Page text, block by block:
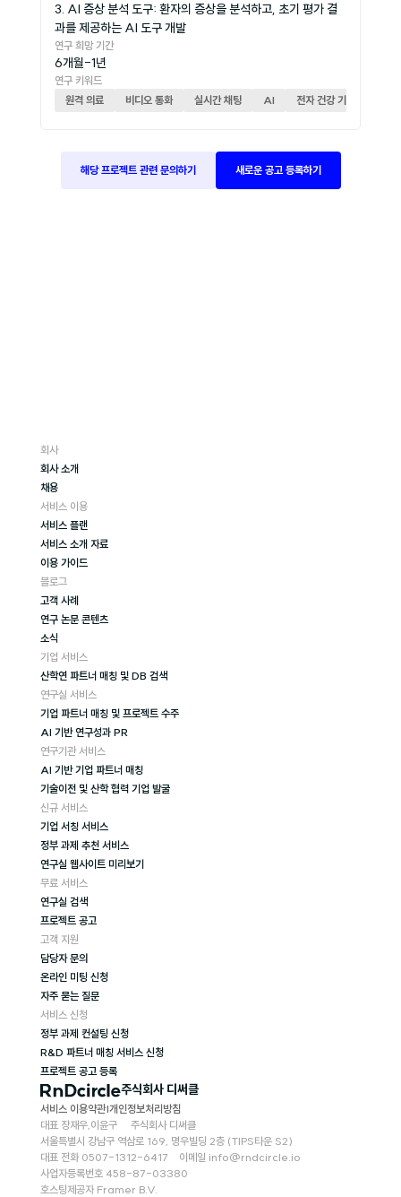
3. AI 증상 분석 도구: 환자의 증상을 분석하고, 초기 평가 결
과를 제공하는 AI 도구 개발
연구 희망 기간
6개월-1년
연구 키워드
원격 의료
비디오 통화 실시간 채팅 AI 전자 건강 기록
해당 프로젝트 관련 문의하기 새로운 공고 등록하기
회사
회사 소개
채용
서비스 이용
서비스 플랜
서비스 소개 자료
이용 가이드
블로그
고객 사례
연구 논문 콘텐츠
소식
기업 서비스
산학연 파트너 매칭 및 DB 검색
연구실 서비스
기업 파트너 매칭 및 프로젝트 수주
AI 기반 연구성과 PR
연구기관 서비스
AI 기반 기업 파트너 매칭
기술이전 및 산학 협력 기업 발굴
신규 서비스
기업 서칭 서비스
정부 과제 추천 서비스
연구실 웹사이트 미리보기
무료 서비스
연구실 검색
프로젝트 공고
고객 지원
담당자 문의
온라인 미팅 신청
자주 묻는 질문
서비스 신청
정부 과제 컨설팅 신청
R&D 파트너 매칭 서비스 신청
프로젝트 공고 등록
주식회사 디써클
서비스 이용약관|개인정보처리방침
대표 장재우,이윤구     주식회사 디써클
서울특별시 강남구 역삼로 169, 명우빌딩 2층 (TIPS타운 S2)
대표 전화 0507-1312-6417    이메일 info@rndcircle.io
사업자등록번호 458-87-03380
호스팅제공자 Framer B.V.